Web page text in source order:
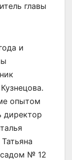
главы
и
опытом
директор
№ 12